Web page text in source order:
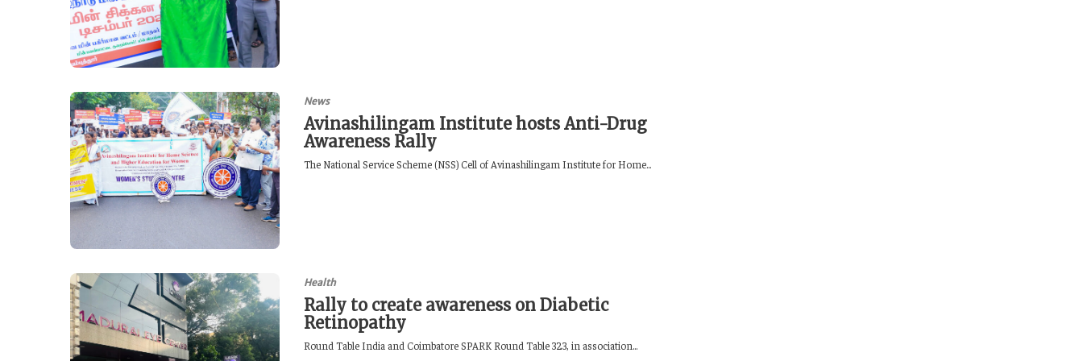
News
Avinashilingam Institute hosts Anti-Drug
Awareness Rally
The National Service Scheme (NSS) Cell of Avinashilingam Institute for Home...
Health
Rally to create awareness on Diabetic
Retinopathy
Round Table India and Coimbatore SPARK Round Table 323, in association...